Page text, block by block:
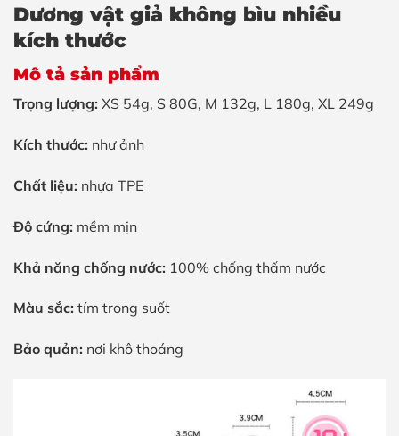
Dương vật giả không bìu nhiều
kích thước
Mô tả sản phẩm
Trọng lượng: XS 54g, S 80G, M 132g, L 180g, XL 249g
Kích thước: như ảnh
Chất liệu: nhựa TPE
Độ cứng: mềm mịn
Khả năng chống nước: 100% chống thấm nước
Màu sắc: tím trong suốt
Bảo quản: nơi khô thoáng